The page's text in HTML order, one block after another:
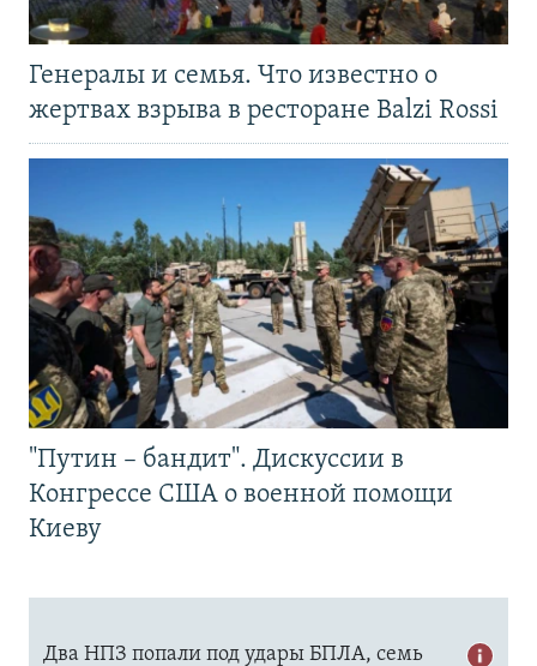
Генералы и семья. Что известно о
жертвах взрыва в ресторане Balzi Rossi
"Путин – бандит". Дискуссии в
Конгрессе США о военной помощи
Киеву